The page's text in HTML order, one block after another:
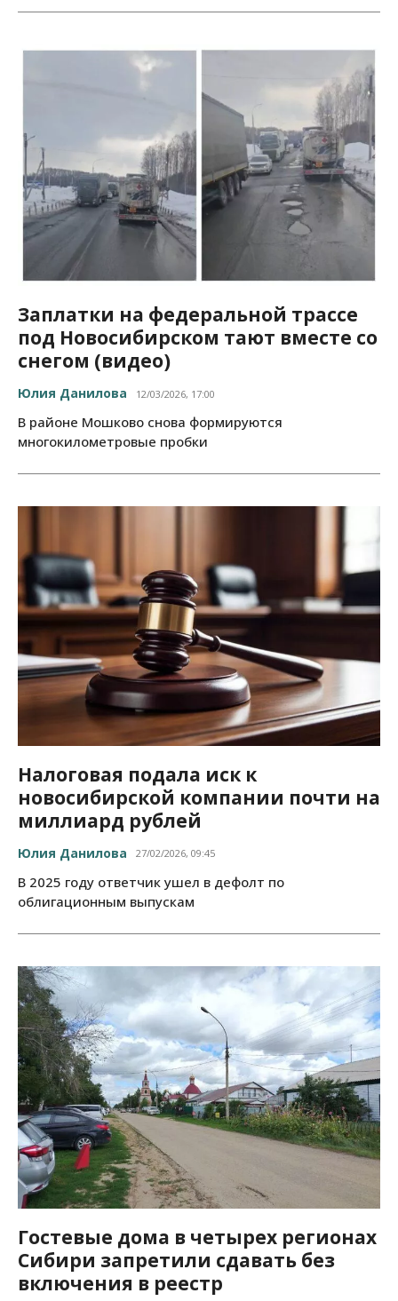
Заплатки на федеральной трассе
под Новосибирском тают вместе со
снегом (видео)
Юлия Данилова 12/03/2026, 17:00
В районе Мошково снова формируются
многокилометровые пробки
Налоговая подала иск к
новосибирской компании почти на
миллиард рублей
Юлия Данилова 27/02/2026, 09:45
В 2025 году ответчик ушел в дефолт по
облигационным выпускам
Гостевые дома в четырех регионах
Сибири запретили сдавать без
включения в реестр